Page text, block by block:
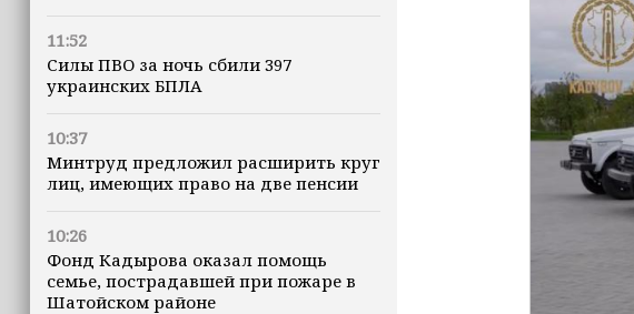
11:52
Силы ПВО за ночь сбили 397
украинских БПЛА
10:37
Минтруд предложил расширить круг
лиц, имеющих право на две пенсии
10:26
Фонд Кадырова оказал помощь
семье, пострадавшей при пожаре в
Шатойском районе